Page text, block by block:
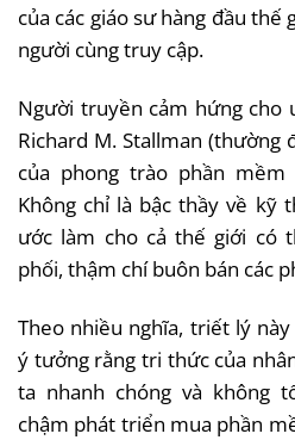
của các giáo sư hàng đầu
người cùng truy cập.
Người truyền cảm hứng cho
Richard M. Stallman (thường
của phong trào phần
Không chỉ là bậc thầy về kỹ
ước làm cho cả thế giới có
phối, thậm chí buôn bán các
Theo nhiều nghĩa, triết lý
ý tưởng rằng tri thức của
ta nhanh chóng và không
chậm phát triển mua phần